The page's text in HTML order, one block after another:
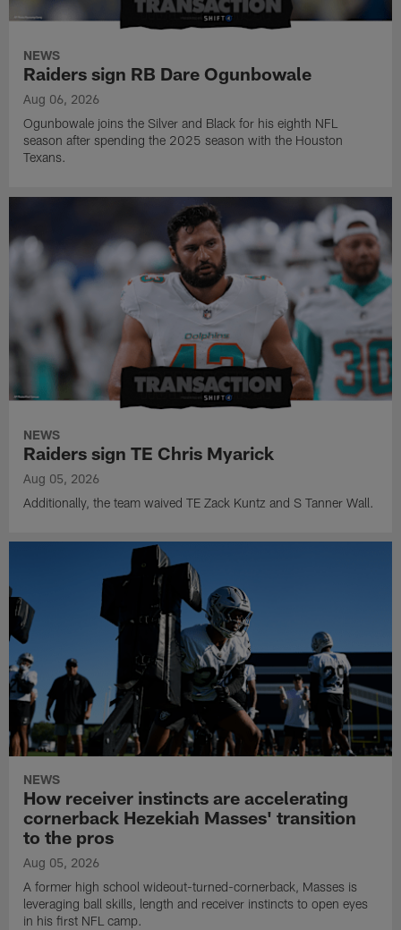
NEWS
Raiders sign RB Dare Ogunbowale
Aug 06, 2026
Ogunbowale joins the Silver and Black for his eighth NFL
season after spending the 2025 season with the Houston
Texans.
NEWS
Raiders sign TE Chris Myarick
Aug 05, 2026
Additionally, the team waived TE Zack Kuntz and S Tanner Wall.
NEWS
How receiver instincts are accelerating
cornerback Hezekiah Masses' transition
to the pros
Aug 05, 2026
A former high school wideout-turned-cornerback, Masses is
leveraging ball skills, length and receiver instincts to open eyes
in his first NFL camp.